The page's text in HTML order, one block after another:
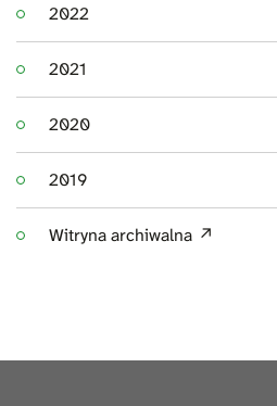
2022
2021
2020
2019
Witryna archiwalna